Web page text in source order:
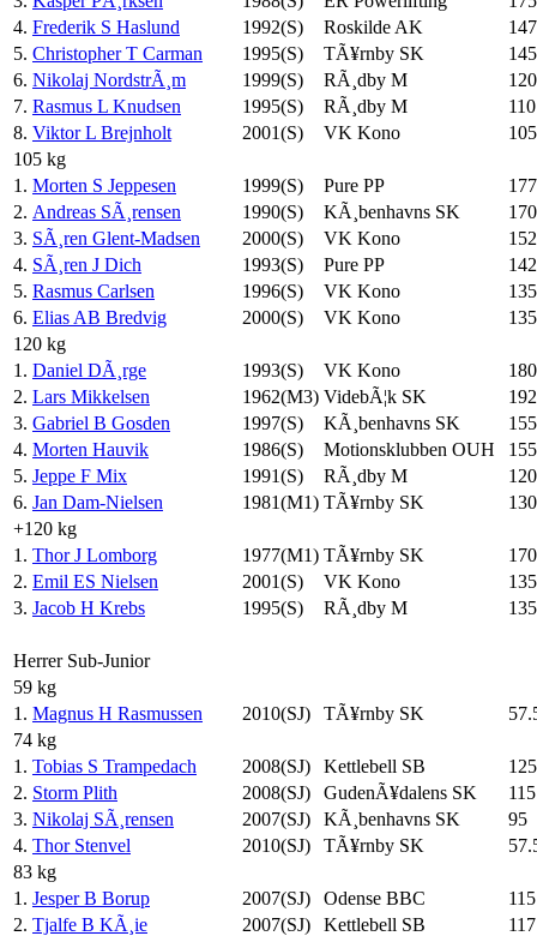
4. Frederik S Haslund 1992(S) Roskilde AK
5. Christopher T Carman 1995(S) TÃ¥rnby SK
145
6. Nikolaj NordstrÃ¸m 1999(S) RÃ¸dby M
120
7. Rasmus L Knudsen 1995(S) RÃ¸dby M
110
8. Viktor L Brejnholt 2001(S) VK Kono
105
105 kg
1. Morten S Jeppesen 1999(S) Pure PP
2. Andreas SÃ¸rensen 1990(S) KÃ¸benhavns SK
170
3. SÃ¸ren Glent-Madsen 2000(S) VK Kono
4. SÃ¸ren J Dich 1993(S) Pure PP
5. Rasmus Carlsen 1996(S) VK Kono
135
6. Elias AB Bredvig 2000(S) VK Kono
135
120 kg
1. Daniel DÃ¸rge 1993(S) VK Kono
180
2. Lars Mikkelsen 1962(M3) VidebÃ¦k SK
3. Gabriel B Gosden 1997(S) KÃ¸benhavns SK
155
4. Morten Hauvik 1986(S) Motionsklubben OUH
155
5. Jeppe F Mix 1991(S) RÃ¸dby M
120
6. Jan Dam-Nielsen 1981(M1) TÃ¥rnby SK
130
+120 kg
1. Thor J Lomborg 1977(M1) TÃ¥rnby SK
170
2. Emil ES Nielsen 2001(S) VK Kono
135
3. Jacob H Krebs 1995(S) RÃ¸dby M 135
Herrer Sub-Junior
59 kg
1. Magnus H Rasmussen 2010(SJ) TÃ¥rnby SK
74 kg
1. Tobias S Trampedach 2008(SJ) Kettlebell SB
125
2. Storm Plith 2008(SJ) GudenÃ¥dalens SK
115
3. Nikolaj SÃ¸rensen 2007(SJ) KÃ¸benhavns SK
95
4. Thor Stenvel 2010(SJ) TÃ¥rnby SK
83 kg
1. Jesper B Borup 2007(SJ) Odense BBC
115
2. Tjalfe B KÃ¸ie 2007(SJ) Kettlebell SB